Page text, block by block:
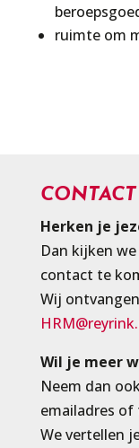
ruimte om
CONTACT
Herken je
Dan kijken
contact te
Wij
Wil je meer
Neem dan
emailadres of
We vertellen